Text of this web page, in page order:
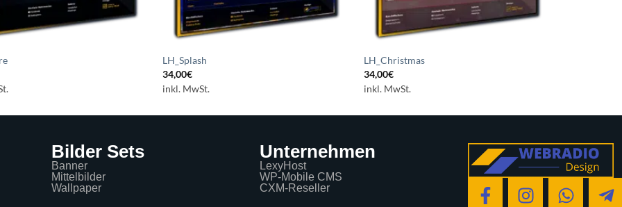
LH_Splash
34,00€
inkl. MwSt.
LH_Christmas
34,00€
inkl. MwSt.
Bilder Sets
Banner
Mittelbilder
Wallpaper
Unternehmen
LexyHost
WP-Mobile CMS
CXM-Reseller